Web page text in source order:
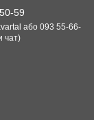
59
або 093 55-66-
чат)